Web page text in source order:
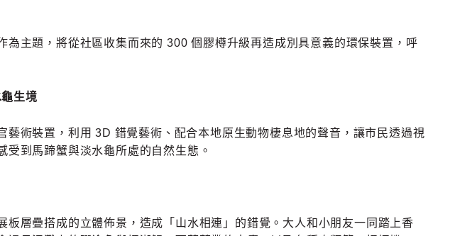
為主題，將從社區收集而來的 300 個膠樽升級再造成別具意義的環保裝置，呼
生境
藝術裝置，利用 3D 錯覺藝術、配合本地原生動物棲息地的聲音，讓市民透過視
受到馬蹄蟹與淡水龜所處的自然生態。
板層疊搭成的立體佈景，造成「山水相連」的錯覺。大人和小朋友一同踏上香